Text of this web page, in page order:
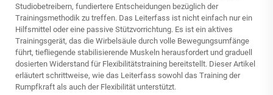
Studiobetreibern, fundiertere Entscheidungen bezüglich der
Trainingsmethodik zu treffen. Das Leiterfass ist nicht einfach nur ein
Hilfsmittel oder eine passive Stützvorrichtung. Es ist ein aktives
Trainingsgerät, das die Wirbelsäule durch volle Bewegungsumfänge
führt, tiefliegende stabilisierende Muskeln herausfordert und graduell
dosierten Widerstand für Flexibilitätstraining bereitstellt. Dieser Artikel
erläutert schrittweise, wie das Leiterfass sowohl das Training der
Rumpfkraft als auch der Flexibilität unterstützt.